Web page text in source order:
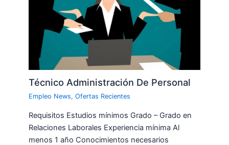
Técnico Administración De Personal
Empleo News,Ofertas Recientes
Requisitos Estudios mínimos Grado – Grado en
Relaciones Laborales Experiencia mínima Al
menos 1 año Conocimientos necesarios